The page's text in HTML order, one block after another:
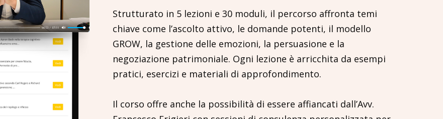
Strutturato in 5 lezioni e 30 moduli, il percorso affronta temi
chiave come l’ascolto attivo, le domande potenti, il modello
GROW, la gestione delle emozioni, la persuasione e la
negoziazione patrimoniale. Ogni lezione è arricchita da esempi
pratici, esercizi e materiali di approfondimento.
Il corso offre anche la possibilità di essere affiancati dall’Avv.